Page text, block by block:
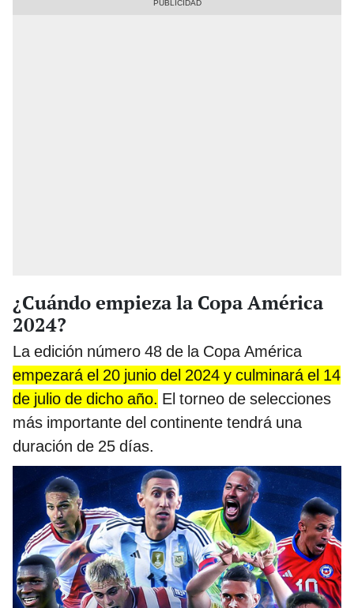
¿Cuándo empieza la Copa América
2024?
La edición número 48 de la Copa América
empezará el 20 junio del 2024 y culminará el 14
de julio de dicho año. El torneo de selecciones
más importante del continente tendrá una
duración de 25 días.